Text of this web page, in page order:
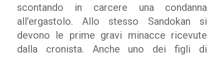
scontando in carcere una condanna
all’ergastolo. Allo stesso Sandokan si
devono le prime gravi minacce ricevute
dalla cronista. Anche uno dei figli di